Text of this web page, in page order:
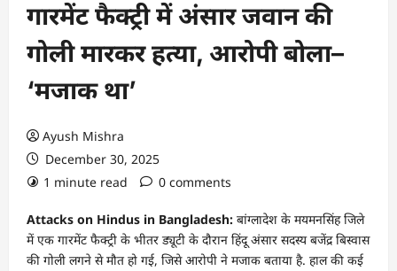
गारमेंट फैक्ट्री में अंसार जवान की
गोली मारकर हत्या, आरोपी बोला–
‘मजाक था’
Ayush Mishra
December 30, 2025
1 minute read
0 comments
Attacks on Hindus in Bangladesh: बांग्लादेश के मयमनसिंह जिले
में एक गारमेंट फैक्ट्री के भीतर ड्यूटी के दौरान हिंदू अंसार सदस्य बजेंद्र बिस्वास
की गोली लगने से मौत हो गई, जिसे आरोपी ने मजाक बताया है. हाल की कई